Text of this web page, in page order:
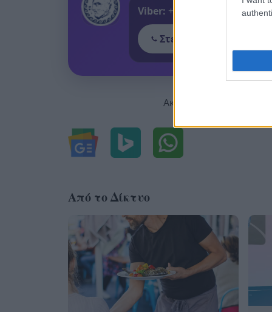
Viber: +306909196125
Στείλε μήνυμα στο
Ακολουθήστε μας για
Από το Δίκτυο